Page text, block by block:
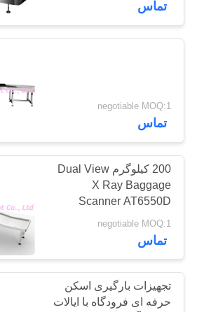
تماس
negotiable MOQ:1
تماس
200 کیلوگرم Dual View
X Ray Baggage
Scanner AT6550D
Machines
negotiable MOQ:1
تماس
تجهیزات بارگیری اسکن
حرفه ای فرودگاه با ایالات